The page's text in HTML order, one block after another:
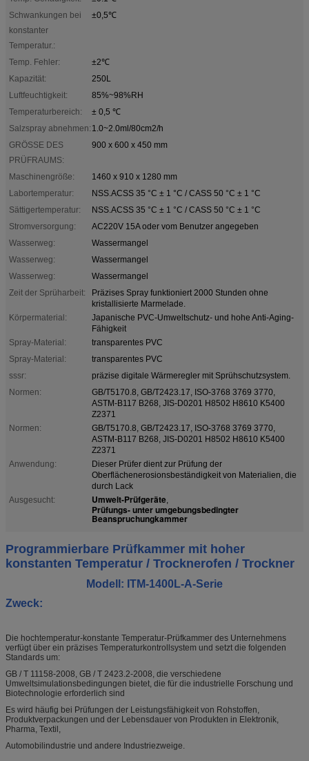
Schwankungen bei
konstanter
Temperatur.:
±0,5℃
Temp. Fehler:
±2℃
Kapazität:
250L
Luftfeuchtigkeit:
85%~98%RH
Temperaturbereich:
± 0,5 ℃
Salzspray abnehmen: 1.0~2.0ml/80cm2/h
GRÖSSE DES
PRÜFRAUMS:
900 x 600 x 450 mm
Maschinengröße:
1460 x 910 x 1280 mm
Labortemperatur:
NSS.ACSS 35 °C ± 1 °C / CASS 50 °C ± 1 °C
Sättigertemperatur:
NSS.ACSS 35 °C ± 1 °C / CASS 50 °C ± 1 °C
Stromversorgung:
AC220V 15A oder vom Benutzer angegeben
Wasserweg:
Wassermangel
Wasserweg:
Wassermangel
Wasserweg:
Wassermangel
Zeit der Sprüharbeit:
Präzises Spray funktioniert 2000 Stunden ohne
kristallisierte Marmelade.
Körpermaterial:
Japanische PVC-Umweltschutz- und hohe Anti-Aging-
Fähigkeit
Spray-Material:
transparentes PVC
Spray-Material:
transparentes PVC
sssr:
präzise digitale Wärmeregler mit Sprühschutzsystem.
Normen:
GB/T5170.8, GB/T2423.17, ISO-3768 3769 3770,
ASTM-B117 B268, JIS-D0201 H8502 H8610 K5400
Z2371
Normen:
GB/T5170.8, GB/T2423.17, ISO-3768 3769 3770,
ASTM-B117 B268, JIS-D0201 H8502 H8610 K5400
Z2371
Anwendung:
Dieser Prüfer dient zur Prüfung der
Oberflächenerosionsbeständigkeit von Materialien, die
durch Lack
Ausgesucht:
Umwelt-Prüfgeräte,
Prüfungs- unter umgebungsbedingter
Beanspruchungkammer
Programmierbare Prüfkammer mit hoher
konstanten Temperatur / Trocknerofen / Trockner
Modell: ITM-1400L-A-Serie
Zweck:
Die hochtemperatur-konstante Temperatur-Prüfkammer des Unternehmens
verfügt über ein präzises Temperaturkontrollsystem und setzt die folgenden
Standards um:
GB / T 11158-2008, GB / T 2423.2-2008, die verschiedene
Umweltsimulationsbedingungen bietet, die für die industrielle Forschung und
Biotechnologie erforderlich sind
Es wird häufig bei Prüfungen der Leistungsfähigkeit von Rohstoffen,
Produktverpackungen und der Lebensdauer von Produkten in Elektronik,
Pharma, Textil,
Automobilindustrie und andere Industriezweige.